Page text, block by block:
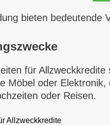
bieten bedeutende
für
Möbel oder
oder Reisen.
Allzweckkredite